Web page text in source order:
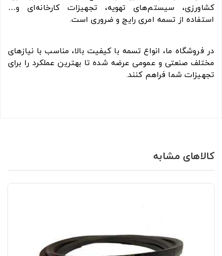
کشاورزی، سیستم‌های تهویه، تجهیزات کارخانه‌ای و…
استفاده از تسمه امری رایج و ضروری است.
در فروشگاه ما، انواع تسمه با کیفیت بالا، مناسب با نیازهای
مختلف صنعتی و عمومی عرضه شده تا بهترین عملکرد را برای
تجهیزات شما فراهم کنند.
کالاهای مشابه